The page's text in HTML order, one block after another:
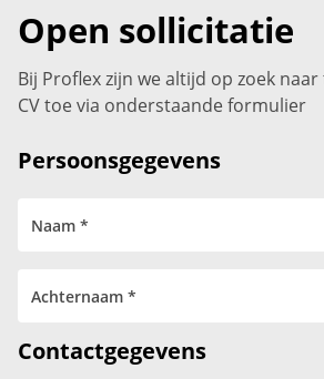
Open sollicitatie
Bij Proflex zijn we altijd op zoek
CV toe via onderstaande formulier
Persoonsgegevens
Contactgegevens